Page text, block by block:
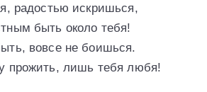
радостью искришься,
быть около тебя!
вовсе не боишься.
прожить, лишь тебя любя!